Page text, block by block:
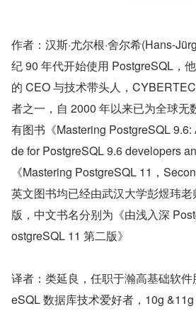
作者：汉斯·尤尔根·舍尔希(Hans-
纪 90 年代开始使用 PostgreSQL，
的 CEO 与技术带头人，
者之一，自 2000 年以来已为全球无
有图书《Mastering PostgreSQL
de for PostgreSQL 9.6 developers
《Mastering PostgreSQL 11，
英文图书均已经由武汉大学彭煜玮
版，中文书名分别为《由浅入深
ostgreSQL 11 第二版》
译者：类延良，任职于瀚高基础软
eSQL 数据库技术爱好者，10g